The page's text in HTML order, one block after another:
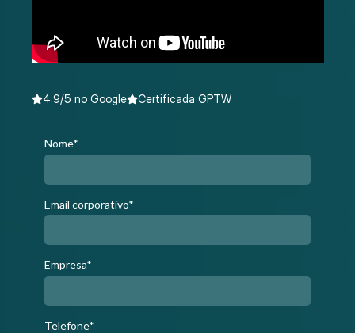
4.9/5 no Google Certificada GPTW
Nome*
Email corporativo*
Empresa*
Telefone*